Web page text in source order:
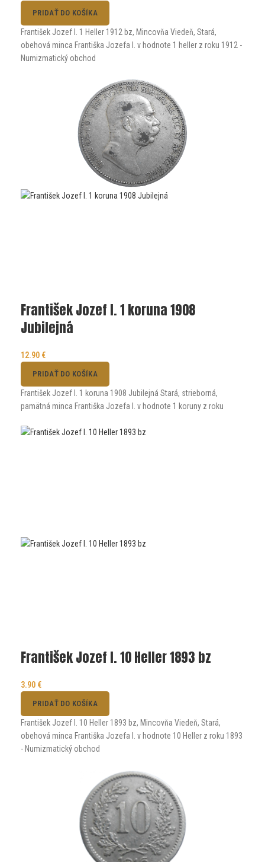
PRIDAŤ DO KOŠÍKA
František Jozef I. 1 Heller 1912 bz, Mincovňa Viedeň, Stará,
obehová minca Františka Jozefa I. v hodnote 1 heller z roku 1912 -
Numizmatický obchod
František Jozef I. 1 koruna 1908
Jubilejná
12.90 €
PRIDAŤ DO KOŠÍKA
František Jozef I. 1 koruna 1908 Jubilejná Stará, strieborná,
pamätná minca Františka Jozefa I. v hodnote 1 koruny z roku
František Jozef I. 10 Heller 1893 bz
3.90 €
PRIDAŤ DO KOŠÍKA
František Jozef I. 10 Heller 1893 bz, Mincovňa Viedeň, Stará,
obehová minca Františka Jozefa I. v hodnote 10 Heller z roku 1893
- Numizmatický obchod